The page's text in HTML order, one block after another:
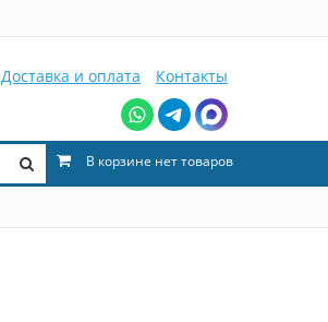
Доставка и оплата Контакты
В корзине нет товаров